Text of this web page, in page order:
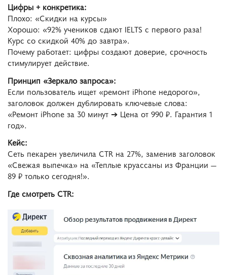
Цифры + конкретика:
Плохо: «Скидки на курсы»
Хорошо: «92% учеников сдают IELTS с первого раза!
Курс со скидкой 40% до завтра».
Почему работает: цифры создают доверие, срочность
стимулирует действие.
Принцип «Зеркало запроса»:
Если пользователь ищет «ремонт iPhone недорого»,
заголовок должен дублировать ключевые слова:
«Ремонт iPhone за 30 минут ➔ Цена от 990 ₽. Гарантия 1
год».
Кейс:
Сеть пекарен увеличила CTR на 27%, заменив заголовок
«Свежая выпечка» на «Теплые круассаны из Франции —
89 ₽ только сегодня!».
Где смотреть СTR: